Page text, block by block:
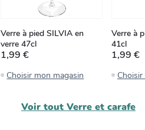
Verre à pied SILVIA en
verre 47cl
1,99 €
Choisir mon magasin
Verre à
41cl
1,99 €
Voir tout Verre et carafe